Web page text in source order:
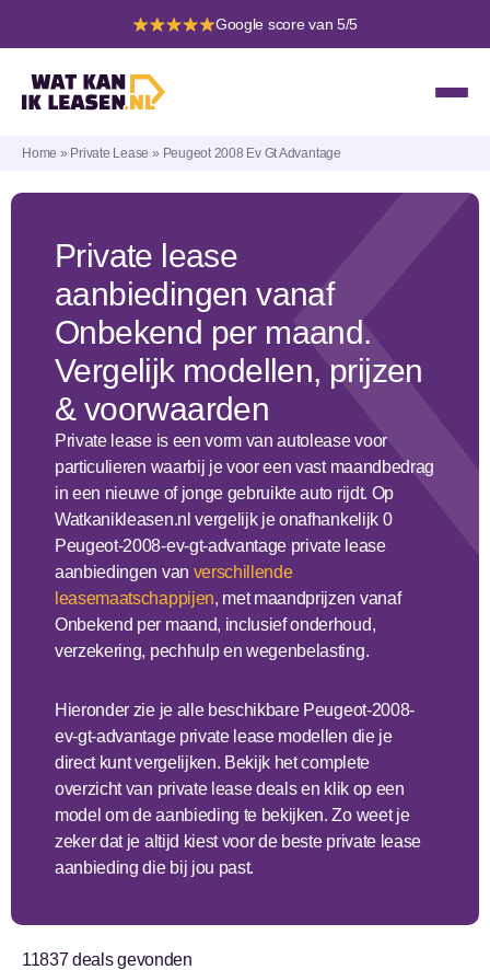
Google score van 5/5
Home » Private Lease » Peugeot 2008 Ev Gt Advantage
Private lease
aanbiedingen vanaf
Onbekend per maand.
Vergelijk modellen, prijzen
& voorwaarden
Private lease is een vorm van autolease voor
particulieren waarbij je voor een vast maandbedrag
in een nieuwe of jonge gebruikte auto rijdt. Op
Watkanikleasen.nl vergelijk je onafhankelijk 0
Peugeot-2008-ev-gt-advantage private lease
aanbiedingen van verschillende
leasemaatschappijen, met maandprijzen vanaf
Onbekend per maand, inclusief onderhoud,
verzekering, pechhulp en wegenbelasting.
Hieronder zie je alle beschikbare Peugeot-2008-
ev-gt-advantage private lease modellen die je
direct kunt vergelijken. Bekijk het complete
overzicht van private lease deals en klik op een
model om de aanbieding te bekijken. Zo weet je
zeker dat je altijd kiest voor de beste private lease
aanbieding die bij jou past.
11837 deals gevonden